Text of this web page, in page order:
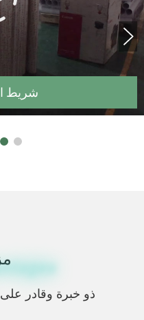
شريط
ذو خبرة وقادر